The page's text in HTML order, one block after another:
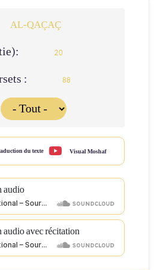
AL-QAÇAÇ
20
: 88
du texte Visual Moshaf
audio
audio avec récitation